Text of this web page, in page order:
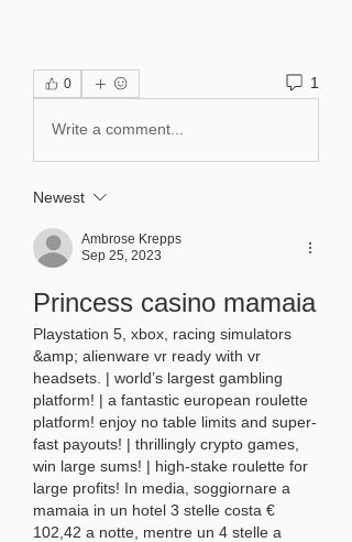
0 1
Write a comment...
Newest
Ambrose Krepps
Sep 25, 2023
Princess casino mamaia
Playstation 5, xbox, racing simulators
&amp; alienware vr ready with vr
headsets. | world’s largest gambling
platform! | a fantastic european roulette
platform! enjoy no table limits and super-
fast payouts! | thrillingly crypto games,
win large sums! | high-stake roulette for
large profits! In media, soggiornare a
mamaia in un hotel 3 stelle costa €
102,42 a notte, mentre un 4 stelle a